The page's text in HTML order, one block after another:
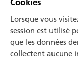
Lorsque vous
session est utili­sé
que les données
collectent aucune